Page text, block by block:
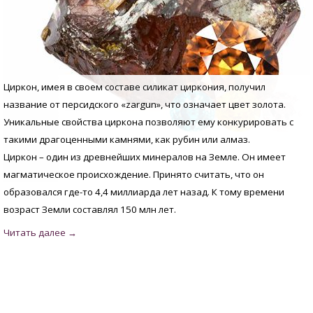
Циркон, имея в своем составе силикат циркония, получил
название от персидского «zargun», что означает цвет золота.
Уникальные свойства циркона позволяют ему конкурировать с
такими драгоценными камнями, как рубин или алмаз.
Циркон – один из древнейших минералов на Земле. Он имеет
магматическое происхождение. Принято считать, что он
образовался где-то 4,4 миллиарда лет назад. К тому времени
возраст Земли составлял 150 млн лет.